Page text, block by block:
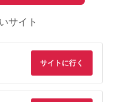
サイト
サイトに行く